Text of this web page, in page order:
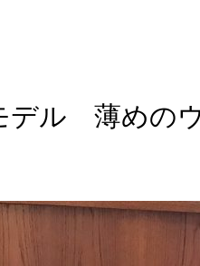
デル 薄めの